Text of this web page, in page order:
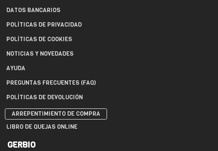
DATOS BANCARIOS
POLÍTICAS DE PRIVACIDAD
POLÍTICAS DE COOKIES
NOTICIAS Y NOVEDADES
AYUDA
PREGUNTAS FRECUENTES (FAQ)
POLÍTICAS DE DEVOLUCIÓN
ARREPENTIMIENTO DE COMPRA
LIBRO DE QUEJAS ONLINE
GERBIO